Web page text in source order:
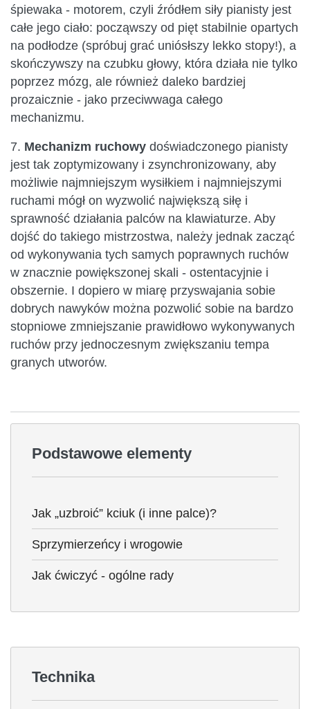
śpiewaka - motorem, czyli źródłem siły pianisty jest
całe jego ciało: począwszy od pięt stabilnie opartych
na podłodze (spróbuj grać uniósłszy lekko stopy!), a
skończywszy na czubku głowy, która działa nie tylko
poprzez mózg, ale również daleko bardziej
prozaicznie - jako przeciwwaga całego
mechanizmu.
7. Mechanizm ruchowy doświadczonego pianisty
jest tak zoptymizowany i zsynchronizowany, aby
możliwie najmniejszym wysiłkiem i najmniejszymi
ruchami mógł on wyzwolić największą siłę i
sprawność działania palców na klawiaturze. Aby
dojść do takiego mistrzostwa, należy jednak zacząć
od wykonywania tych samych poprawnych ruchów
w znacznie powiększonej skali - ostentacyjnie i
obszernie. I dopiero w miarę przyswajania sobie
dobrych nawyków można pozwolić sobie na bardzo
stopniowe zmniejszanie prawidłowo wykonywanych
ruchów przy jednoczesnym zwiększaniu tempa
granych utworów.
Podstawowe elementy
Jak „uzbroić” kciuk (i inne palce)?
Sprzymierzeńcy i wrogowie
Jak ćwiczyć - ogólne rady
Technika